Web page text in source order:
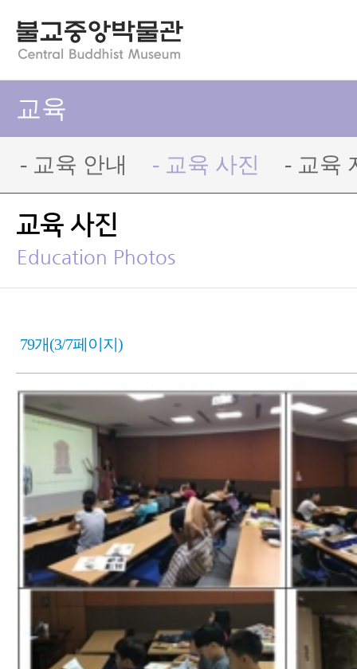
교육
- 교육 안내 - 교육 사진 - 교육
교육 사진
Education Photos
79개(3/7페이지)